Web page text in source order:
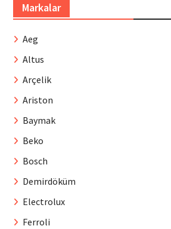
Markalar
Aeg
Altus
Arçelik
Ariston
Baymak
Beko
Bosch
Demirdöküm
Electrolux
Ferroli